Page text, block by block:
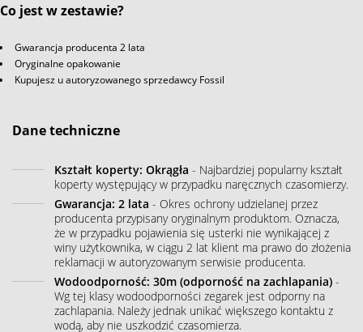
Co jest w zestawie?
Gwarancja producenta 2 lata
Oryginalne opakowanie
Kupujesz u autoryzowanego sprzedawcy Fossil
Dane techniczne
Kształt koperty: Okrągła - Najbardziej popularny kształt
koperty występujący w przypadku naręcznych czasomierzy.
Gwarancja: 2 lata - Okres ochrony udzielanej przez
producenta przypisany oryginalnym produktom. Oznacza,
że w przypadku pojawienia się usterki nie wynikającej z
winy użytkownika, w ciągu 2 lat klient ma prawo do złożenia
reklamacji w autoryzowanym serwisie producenta.
Wodoodporność: 30m (odporność na zachlapania) -
Wg tej klasy wodoodporności zegarek jest odporny na
zachlapania. Należy jednak unikać większego kontaktu z
wodą, aby nie uszkodzić czasomierza.